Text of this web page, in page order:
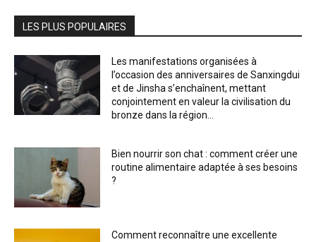
LES PLUS POPULAIRES
Les manifestations organisées à
l’occasion des anniversaires de Sanxingdui
et de Jinsha s’enchaînent, mettant
conjointement en valeur la civilisation du
bronze dans la région...
Bien nourrir son chat : comment créer une
routine alimentaire adaptée à ses besoins
?
Comment reconnaître une excellente